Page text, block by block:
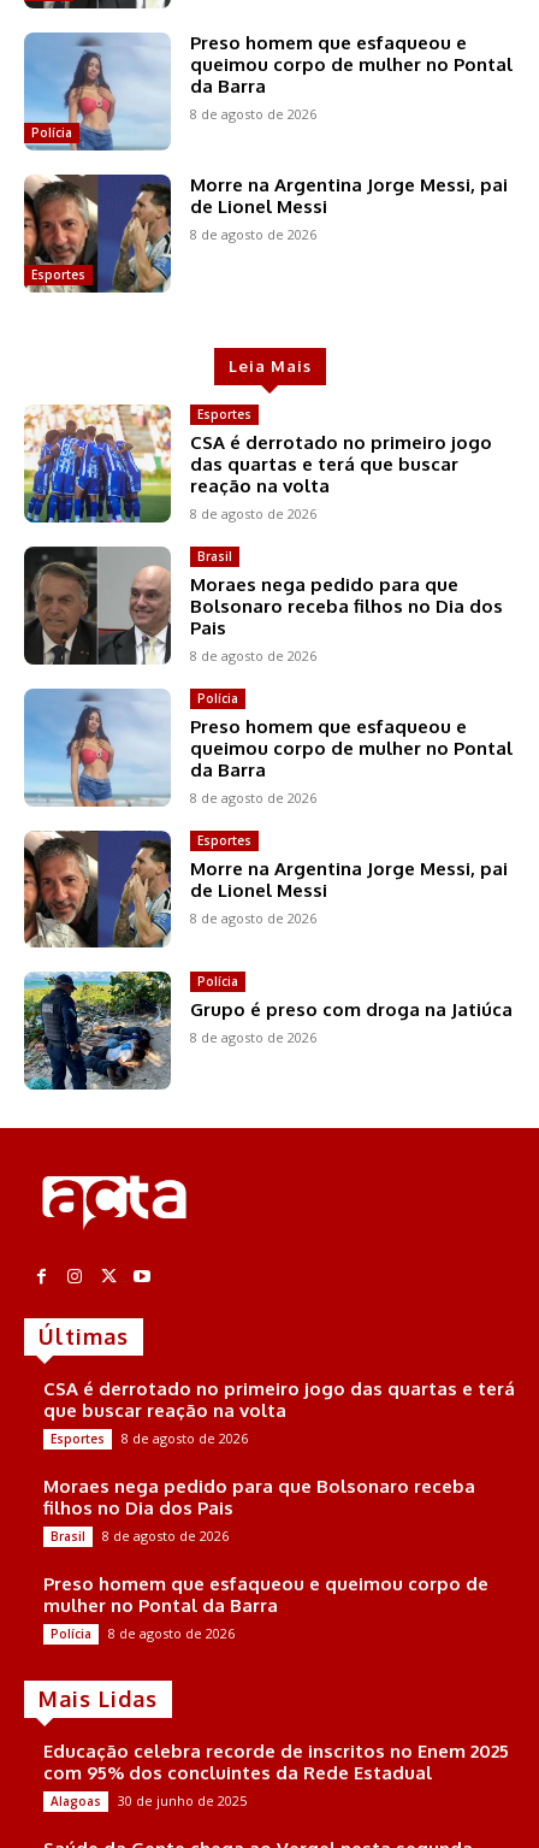
Polícia
Preso homem que esfaqueou e
queimou corpo de mulher no Pontal
da Barra
8 de agosto de 2026
Esportes
Morre na Argentina Jorge Messi, pai
de Lionel Messi
8 de agosto de 2026
Leia Mais
Esportes
CSA é derrotado no primeiro jogo
das quartas e terá que buscar
reação na volta
8 de agosto de 2026
Brasil
Moraes nega pedido para que
Bolsonaro receba filhos no Dia dos
Pais
8 de agosto de 2026
Polícia
Preso homem que esfaqueou e
queimou corpo de mulher no Pontal
da Barra
8 de agosto de 2026
Esportes
Morre na Argentina Jorge Messi, pai
de Lionel Messi
8 de agosto de 2026
Polícia
Grupo é preso com droga na Jatiúca
8 de agosto de 2026
Últimas
CSA é derrotado no primeiro jogo das quartas e terá
que buscar reação na volta
Esportes 8 de agosto de 2026
Moraes nega pedido para que Bolsonaro receba
filhos no Dia dos Pais
Brasil 8 de agosto de 2026
Preso homem que esfaqueou e queimou corpo de
mulher no Pontal da Barra
Polícia 8 de agosto de 2026
Mais Lidas
Educação celebra recorde de inscritos no Enem 2025
com 95% dos concluintes da Rede Estadual
Alagoas 30 de junho de 2025